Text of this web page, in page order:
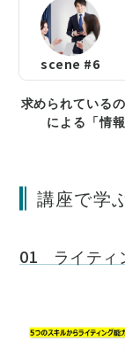
scene #6
求められている
による「情
講座で学
01 ライティ